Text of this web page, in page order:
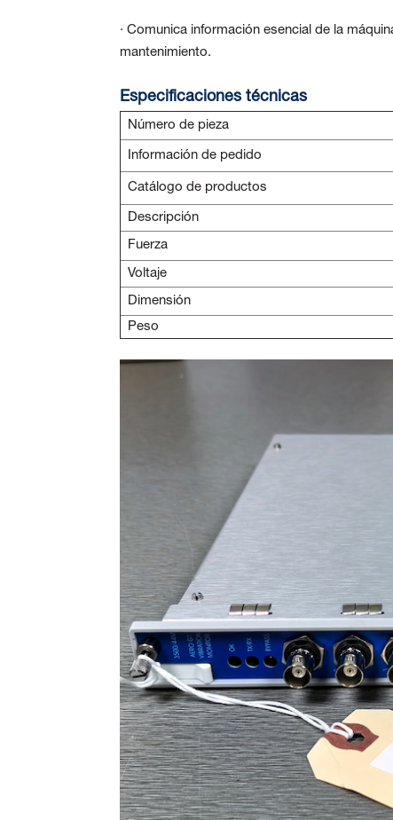
· Comunica información esencial de la
mantenimiento.
Especificaciones técnicas
Número de pieza
Información de pedido
Catálogo de productos
Descripción
Fuerza
Voltaje
Dimensión
Peso